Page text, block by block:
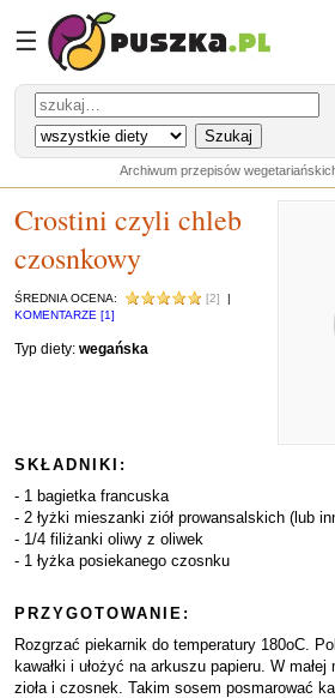
☰
Archiwum przepisów
Crostini czyli chleb
czosnkowy
ŚREDNIA OCENA: [2]
|
KOMENTARZE [1]
Typ diety: wegańska
SKŁADNIKI:
- 1 bagietka francuska
- 2 łyżki mieszanki ziół prowansalskich (lub
- 1/4 filiżanki oliwy z oliwek
- 1 łyżka posiekanego czosnku
PRZYGOTOWANIE:
Rozgrzać piekarnik do temperatury 180oC.
kawałki i ułożyć na arkuszu papieru. W
zioła i czosnek. Takim sosem posmarować